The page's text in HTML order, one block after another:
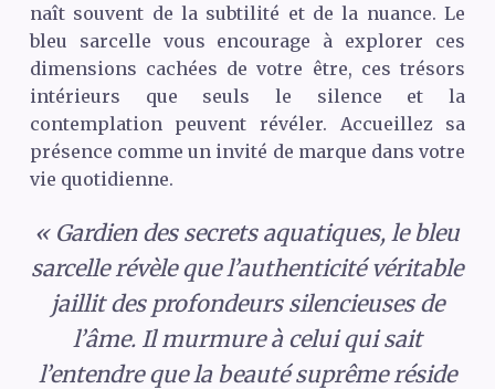
naît souvent de la subtilité et de la nuance. Le
bleu sarcelle vous encourage à explorer ces
dimensions cachées de votre être, ces trésors
intérieurs que seuls le silence et la
contemplation peuvent révéler. Accueillez sa
présence comme un invité de marque dans votre
vie quotidienne.
« Gardien des secrets aquatiques, le bleu
sarcelle révèle que l’authenticité véritable
jaillit des profondeurs silencieuses de
l’âme. Il murmure à celui qui sait
l’entendre que la beauté suprême réside